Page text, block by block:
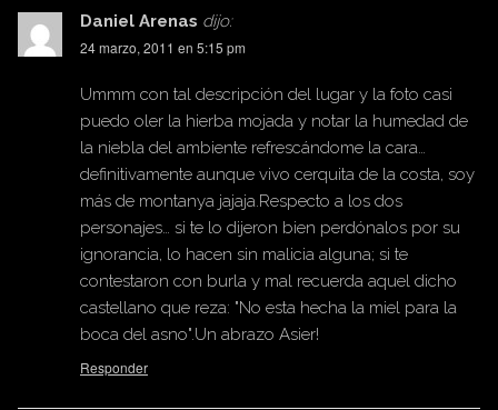
Daniel Arenas dijo:
24 marzo, 2011 en 5:15 pm
Ummm con tal descripción del lugar y la foto casi
puedo oler la hierba mojada y notar la humedad de
la niebla del ambiente refrescándome la cara…
definitivamente aunque vivo cerquita de la costa, soy
más de montanya jajaja.Respecto a los dos
personajes… si te lo dijeron bien perdónalos por su
ignorancia, lo hacen sin malicia alguna; si te
contestaron con burla y mal recuerda aquel dicho
castellano que reza: "No esta hecha la miel para la
boca del asno".Un abrazo Asier!
Responder